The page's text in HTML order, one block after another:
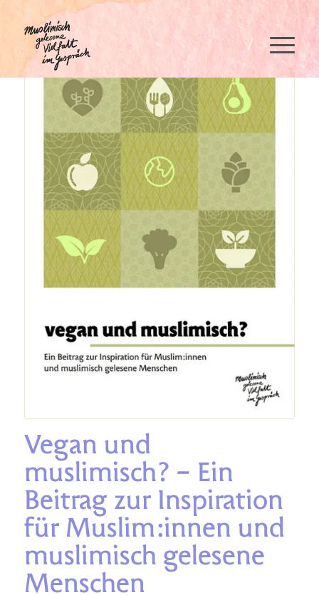
Vegan und
muslimisch? – Ein
Beitrag zur Inspiration
für Muslim:innen und
muslimisch gelesene
Menschen